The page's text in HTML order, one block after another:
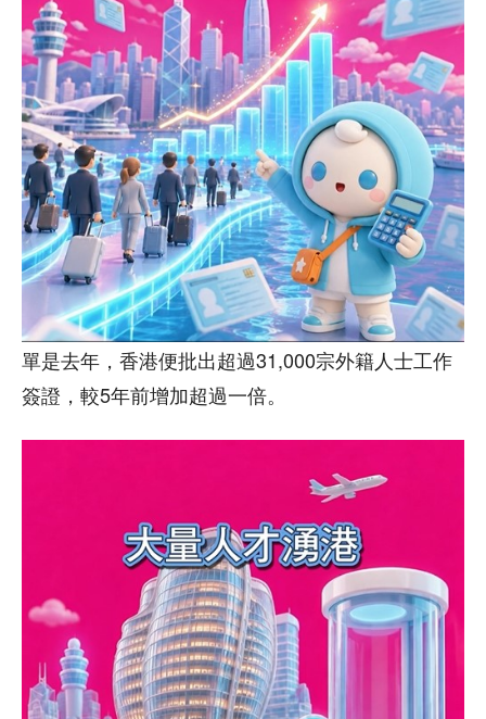
單是去年，香港便批出超過31,000宗外籍人士工作
簽證，較5年前增加超過一倍。